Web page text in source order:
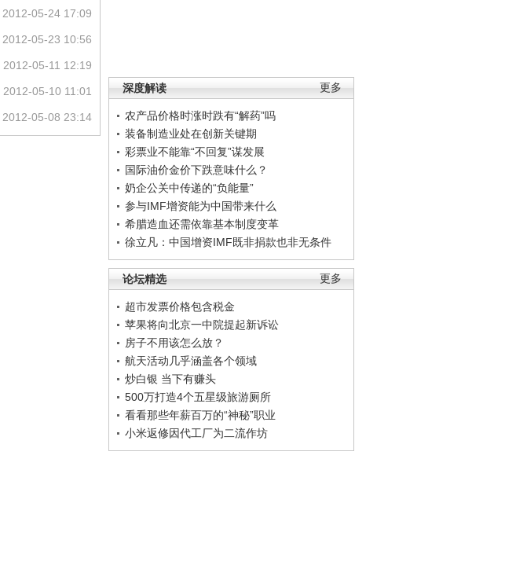
更多
深度解读
农产品价格时涨时跌有“解药”吗
装备制造业处在创新关键期
彩票业不能靠“不回复”谋发展
国际油价金价下跌意味什么？
奶企公关中传递的“负能量”
参与IMF增资能为中国带来什么
希腊造血还需依靠基本制度变革
徐立凡：中国增资IMF既非捐款也非无条件
更多
论坛精选
超市发票价格包含税金
苹果将向北京一中院提起新诉讼
房子不用该怎么放？
航天活动几乎涵盖各个领域
炒白银 当下有赚头
500万打造4个五星级旅游厕所
看看那些年薪百万的“神秘”职业
小米返修因代工厂为二流作坊
2012-05-24 17:09
2012-05-23 10:56
2012-05-11 12:19
2012-05-10 11:01
2012-05-08 23:14